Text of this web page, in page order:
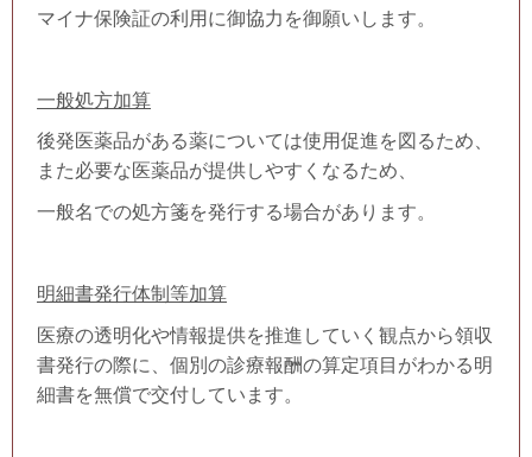
マイナ保険証の利用に御協力を御願いします。
一般処方加算
後発医薬品がある薬については使用促進を図るため、
また必要な医薬品が提供しやすくなるため、
一般名での処方箋を発行する場合があります。
明細書発行体制等加算
医療の透明化や情報提供を推進していく観点から領収
書発行の際に、個別の診療報酬の算定項目がわかる明
細書を無償で交付しています。